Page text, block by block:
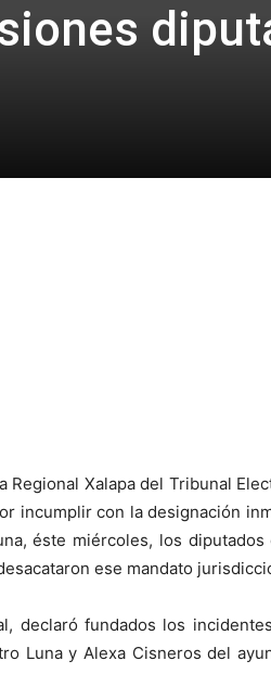
Regional Xalapa del Tribunal
incumplir con la designación
éste miércoles, los diputados
ese mandato
declaró fundados los
Luna y Alexa Cisneros del